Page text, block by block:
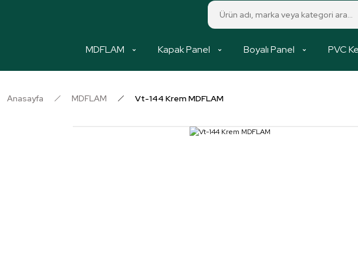
MDFLAM Kapak Panel Boyalı Panel PVC
Anasayfa MDFLAM Vt-144 Krem MDFLAM